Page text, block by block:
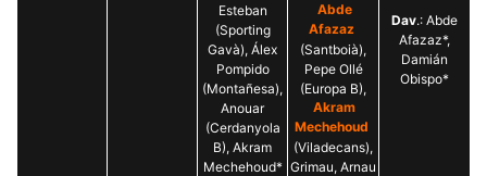
Esteban
(Sporting
Gavà), Álex
Pompido
(Montañesa),
Anouar
(Cerdanyola
B), Akram
Mechehoud*
Abde
Afazaz
(Santboià),
Pepe Ollé
(Europa B),
Akram
Mechehoud
(Viladecans),
Grimau, Arnau
Dav.: Abde
Afazaz*,
Damián
Obispo*